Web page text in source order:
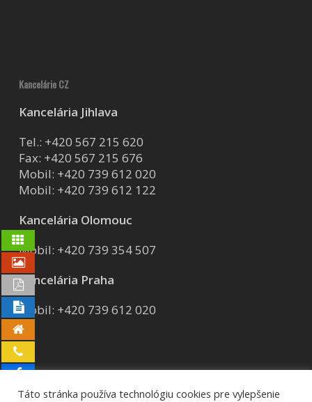
Kancelárie CZ
Kancelária Jihlava
Tel.: +420 567 215 620
Fax: +420 567 215 676
Mobil: +420 739 612 020
Mobil: +420 739 612 122
Kancelária Olomouc
Mobil: +420 739 354 507
Kancelária Praha
Mobil: +420 739 612 020
Táto stránka používa technológiu cookies pre vylepšenie